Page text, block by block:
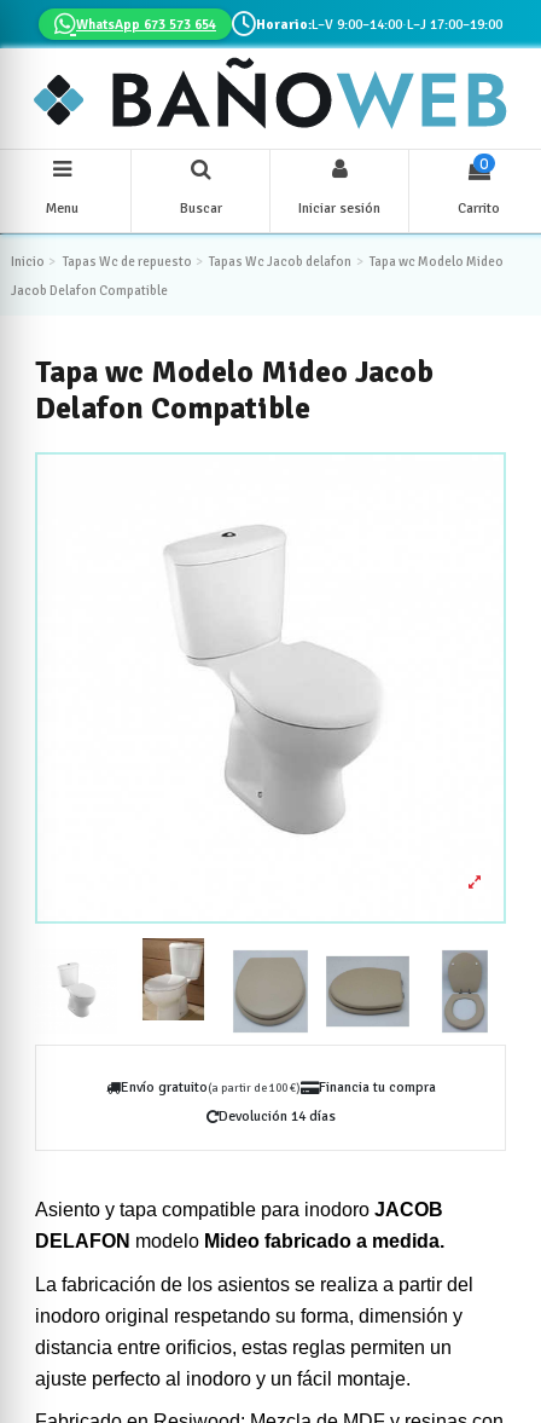
WhatsApp 673 573 654 Horario:L–V 9:00–14:00·L–J 17:00–19:00
Menu Buscar Iniciar sesión
0
Carrito
Inicio Tapas Wc de repuesto Tapas Wc Jacob delafon
Tapa wc Modelo Mideo
Jacob Delafon Compatible
Tapa wc Modelo Mideo Jacob
Delafon Compatible
Envío gratuito(a partir de 100 €)
Financia tu compra
Devolución 14 días
Asiento y tapa compatible para inodoro JACOB
DELAFON modelo Mideo fabricado a medida.
La fabricación de los asientos se realiza a partir del
inodoro original respetando su forma, dimensión y
distancia entre orificios, estas reglas permiten un
ajuste perfecto al inodoro y un fácil montaje.